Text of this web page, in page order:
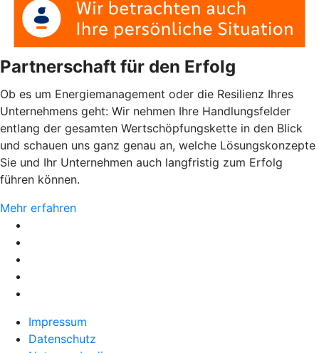
Partnerschaft für den Erfolg
Ob es um Energiemanagement oder die Resilienz Ihres
Unternehmens geht: Wir nehmen Ihre Handlungsfelder
entlang der gesamten Wertschöpfungskette in den Blick
und schauen uns ganz genau an, welche Lösungskonzepte
Sie und Ihr Unternehmen auch langfristig zum Erfolg
führen können.
Mehr erfahren
Impressum
Datenschutz